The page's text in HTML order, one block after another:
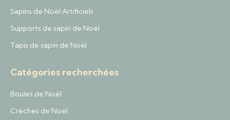
Sapins de Noël Artificiels
Supports de sapin de Noël
Tapis de sapin de Noël
Catégories recherchées
Boules de Noël
Crèches de Noël